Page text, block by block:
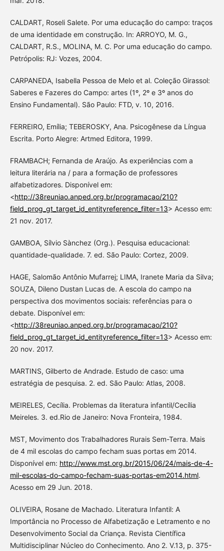
CALDART, Roseli Salete. Por uma educação do campo: traços
de uma identidade em construção. In: ARROYO, M. G.,
CALDART, R.S., MOLINA, M. C. Por uma educação do campo.
Petrópolis: RJ: Vozes, 2004.
CARPANEDA, Isabella Pessoa de Melo et al. Coleção Girassol:
Saberes e Fazeres do Campo: artes (1º, 2º e 3º anos do
Ensino Fundamental). São Paulo: FTD, v. 10, 2016.
FERREIRO, Emília; TEBEROSKY, Ana. Psicogênese da Língua
Escrita. Porto Alegre: Artmed Editora, 1999.
FRAMBACH; Fernanda de Araújo. As experiências com a
leitura literária na / para a formação de professores
alfabetizadores. Disponível em:
<http://38reuniao.anped.org.br/programacao/210?
field_prog_gt_target_id_entityreference_filter=13> Acesso em:
21 nov. 2017.
GAMBOA, Sílvio Sànchez (Org.). Pesquisa educacional:
quantidade-qualidade. 7. ed. São Paulo: Cortez, 2009.
HAGE, Salomão Antônio Mufarrej; LIMA, Iranete Maria da Silva;
SOUZA, Dileno Dustan Lucas de. A escola do campo na
perspectiva dos movimentos sociais: referências para o
debate. Disponível em:
<http://38reuniao.anped.org.br/programacao/210?
field_prog_gt_target_id_entityreference_filter=13> Acesso em:
20 nov. 2017.
MARTINS, Gilberto de Andrade. Estudo de caso: uma
estratégia de pesquisa. 2. ed. São Paulo: Atlas, 2008.
MEIRELES, Cecília. Problemas da literatura infantil/Cecília
Meireles. 3. ed.Rio de Janeiro: Nova Fronteira, 1984.
MST, Movimento dos Trabalhadores Rurais Sem-Terra. Mais
de 4 mil escolas do campo fecham suas portas em 2014.
Disponível em: http://www.mst.org.br/2015/06/24/mais-de-4-
mil-escolas-do-campo-fecham-suas-portas-em2014.html.
Acesso em 29 Jun. 2018.
OLIVEIRA, Rosane de Machado. Literatura Infantil: A
Importância no Processo de Alfabetização e Letramento e no
Desenvolvimento Social da Criança. Revista Científica
Multidisciplinar Núcleo do Conhecimento. Ano 2. V.13, p. 375-